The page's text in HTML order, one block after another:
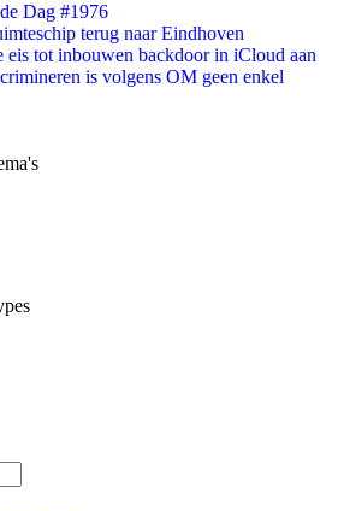
Dag #1976
terug naar Eindhoven
eis tot inbouwen backdoor in iCloud aan
is volgens OM geen enkel